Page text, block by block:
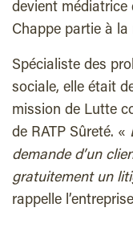
devient médiatrice
Chappe partie à la
Spécialiste des
sociale, elle était
mission de Lutte
de RATP Sûreté. «
demande d’un
gratuitement un
rappelle